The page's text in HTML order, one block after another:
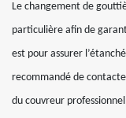
Le changement de
particulière afin de
est pour assurer
recommandé de
du couvreur